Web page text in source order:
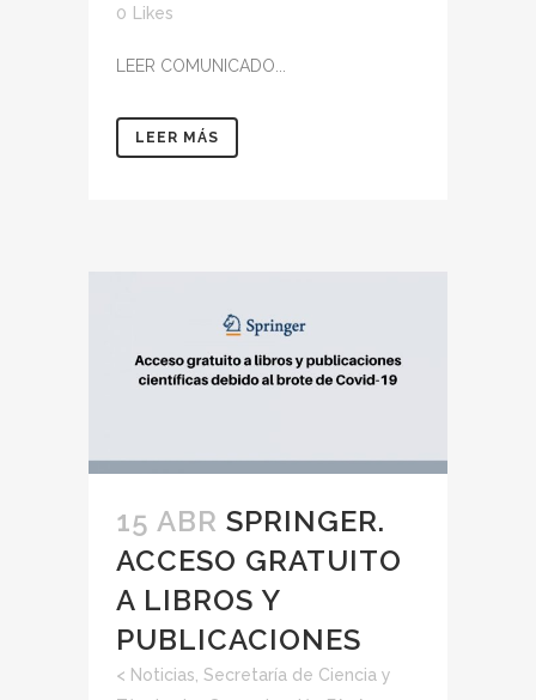
0
Likes
LEER COMUNICADO...
LEER MÁS
15 ABR SPRINGER.
ACCESO GRATUITO
A LIBROS Y
PUBLICACIONES
< Noticias Secretaría de Ciencia y